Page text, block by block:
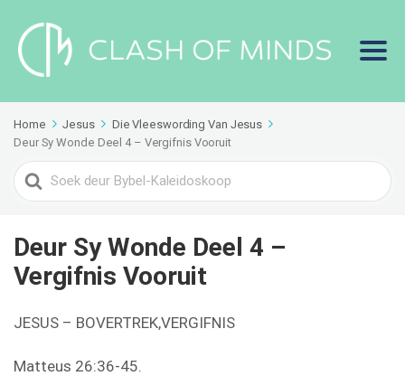
Home Jesus
Die Vleeswording Van Jesus
Deur Sy Wonde Deel 4 – Vergifnis Vooruit
Search
For
Deur Sy Wonde Deel 4 –
Vergifnis Vooruit
JESUS – BOVERTREK,VERGIFNIS
Matteus 26:36-45.